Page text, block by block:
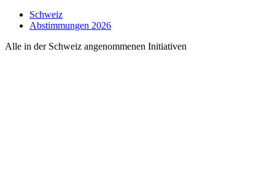
Schweiz
Abstimmungen 2026
Alle in der Schweiz angenommenen Initiativen